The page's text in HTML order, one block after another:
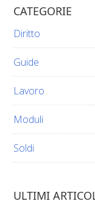
CATEGORIE
Diritto
Guide
Lavoro
Moduli
Soldi
ULTIMI